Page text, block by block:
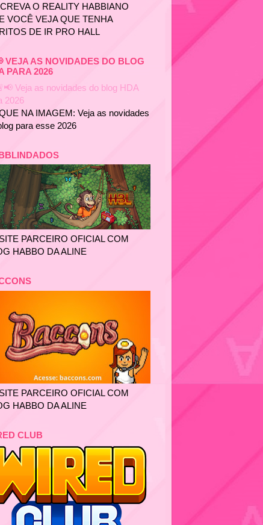
O REALITY HABBIANO
VOCÊ VEJA QUE TENHA
DE IR PRO HALL
VEJA AS NOVIDADES DO BLOG
PARA 2026
NA IMAGEM: Veja as novidades
para esse 2026
PARCEIRO OFICIAL COM
HABBO DA ALINE
PARCEIRO OFICIAL COM
HABBO DA ALINE
CLUB